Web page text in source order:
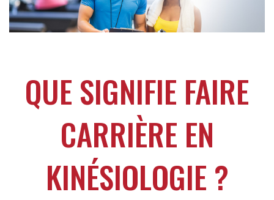
QUE SIGNIFIE FAIRE
CARRIÈRE EN
KINÉSIOLOGIE ?​